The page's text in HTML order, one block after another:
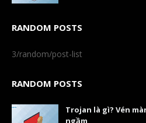
RANDOM POSTS
3/random/post-list
RANDOM POSTS
Trojan là gì? Vén
ngầm